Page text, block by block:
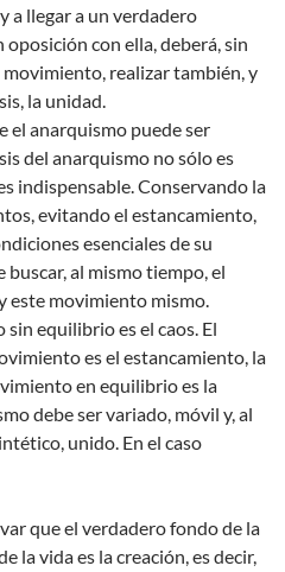
a llegar a un verdadero
con ella, deberá, sin
realizar también, y
la unidad.
el anarquismo puede ser
del anarquismo no sólo es
indispensable. Conservando la
evitando el estancamiento,
esenciales de su
al mismo tiempo, el
este movimiento mismo.
equilibrio es el caos. El
es el estancamiento, la
en equilibrio es la
debe ser variado, móvil y, al
unido. En el caso
que el verdadero fondo de la
la vida es la creación, es decir,